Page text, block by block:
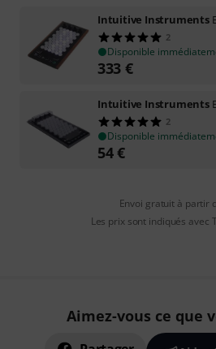
Intuitive Instruments
2
Disponible
333 €
Intuitive Instruments
2
Disponible
54€
Envoi gratuit à partir
Les prix sont indiqués avec
Aimez-vous ce que